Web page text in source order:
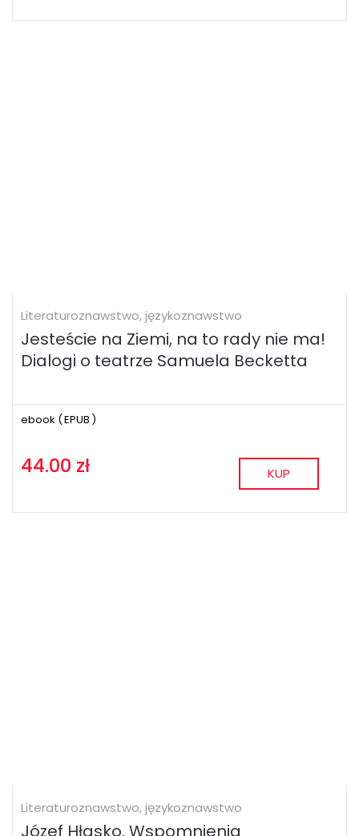
Literaturoznawstwo, językoznawstwo
Jesteście na Ziemi, na to rady nie ma!
Dialogi o teatrze Samuela Becketta
ebook (EPUB )
44.00 zł KUP
Literaturoznawstwo, językoznawstwo
Józef Hłasko. Wspomnienia